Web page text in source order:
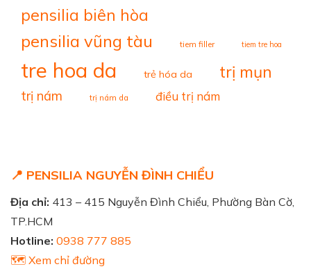
pensilia biên hòa
pensilia vũng tàu tiem filler tiem tre hoa
tre hoa da trẻ hóa da trị mụn
trị nám trị nám da điều trị nám
📍 PENSILIA NGUYỄN ĐÌNH CHIỂU
Địa chỉ: 413 – 415 Nguyễn Đình Chiểu, Phường Bàn Cờ,
TP.HCM
Hotline: 0938 777 885
🗺️ Xem chỉ đường